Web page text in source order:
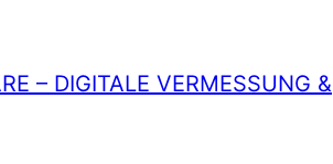
– DIGITALE VERMESSUNG &